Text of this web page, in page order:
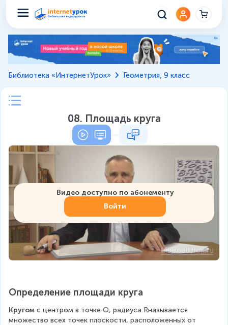
Библиотека «ИнтернетУрок» Геометрия, 9 класс
08. Площадь круга
Видео доступно по абонементу
Войти
Определение площади круга
Кругом с центром в точке O, радиуса Rназывается
множество всех точек плоскости, расположенных от